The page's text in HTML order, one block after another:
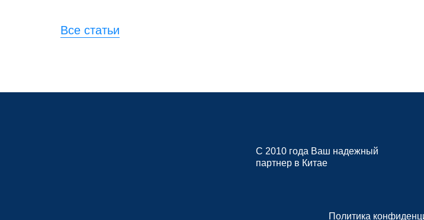
Все статьи
С 2010 года Ваш надежный
партнер в Китае
Политика